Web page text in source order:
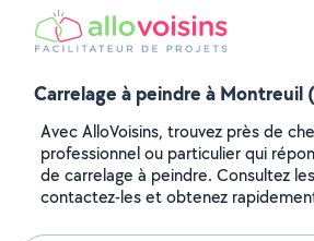
Carrelage à peindre à
Avec AlloVoisins, trouvez près de
professionnel ou particulier qui
de carrelage à peindre. Consultez
contactez-les et obtenez